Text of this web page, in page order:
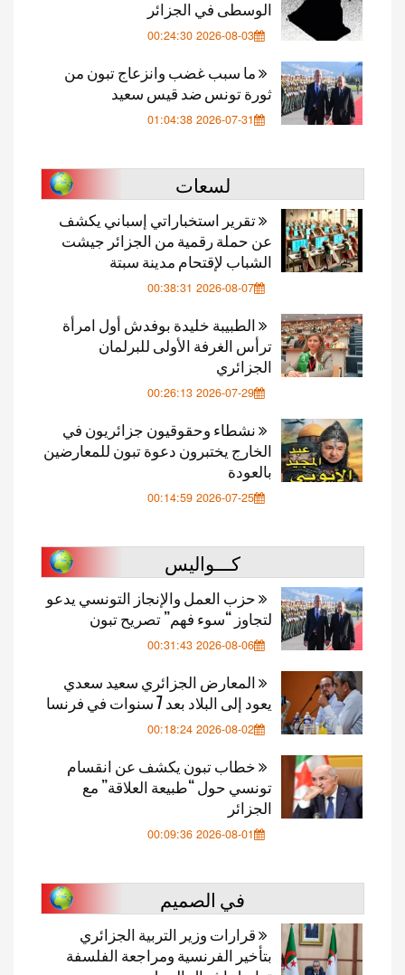
الوسطى في الجزائر
2026-08-03 00:24:30
ما سبب غضب وانزعاج تبون من
ثورة تونس ضد قيس سعيد
2026-07-31 01:04:38
لسعات
تقرير استخباراتي إسباني يكشف
عن حملة رقمية من الجزائر جيشت
الشباب لإقتحام مدينة سبتة
2026-08-07 00:38:31
الطبيبة خليدة بوفدش أول امرأة
ترأس الغرفة الأولى للبرلمان
الجزائري
2026-07-29 00:26:13
نشطاء وحقوقيون جزائريون في
الخارج يختبرون دعوة تبون للمعارضين
بالعودة
2026-07-25 00:14:59
كـــواليس
حزب العمل والإنجاز التونسي يدعو
لتجاوز “سوء فهم” تصريح تبون
2026-08-06 00:31:43
المعارض الجزائري سعيد سعدي
يعود إلى البلاد بعد 7 سنوات في فرنسا
2026-08-02 00:18:24
خطاب تبون يكشف عن انقسام
تونسي حول “طبيعة العلاقة” مع
الجزائر
2026-08-01 00:09:36
في الصميم
قرارات وزير التربية الجزائري
بتأخير الفرنسية ومراجعة الفلسفة